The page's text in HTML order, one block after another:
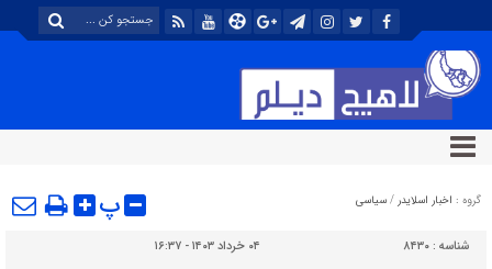
گروه : اخبار اسلایدر / سیاسی پ
شناسه : ۸۴۳۰
۰۴ خرداد ۱۴۰۳ - ۱۶:۳۷